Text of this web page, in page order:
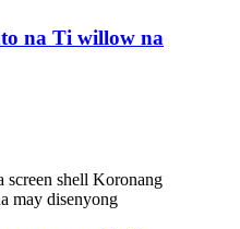
na Ti willow na